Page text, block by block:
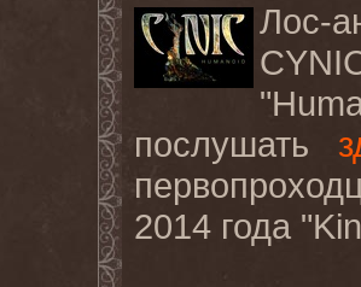
Лос-
послушать
2014 года "